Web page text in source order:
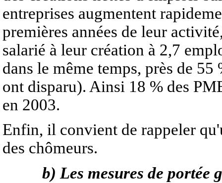
entreprises augmentent
premières années de leur
salarié à leur création à 2,7
dans le même temps, près de 55
ont disparu). Ainsi 18 % des
en 2003.
Enfin, il convient de rappeler
des chômeurs.
b) Les mesures de portée